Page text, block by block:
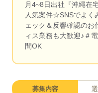
月4~8日出社『沖縄在
人気案件☆SNSでよく
ェック＆反響確認のお
ィス業務も大歓迎♪＃
間OK
募集内容